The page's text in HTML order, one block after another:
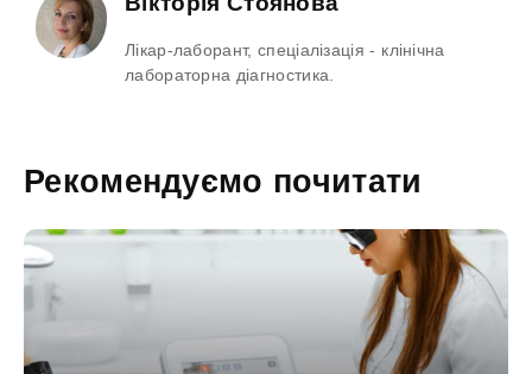
Лікар-лаборант, спеціалізація - клінічна
лабораторна діагностика.
Рекомендуємо почитати